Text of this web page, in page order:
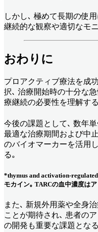
しかし､ 極めて長期の使
継続的な観察や適切なモ
おわりに
プロアクティブ療法を成
択､ 治療開始時の十分な
療継続の必要性を理解す
今後の課題として､ 数年
最適な治療期間および中
のバイオマーカーを活用
る｡
*thymus and activation-
モカイン｡ TARCの血中濃度は
また､ 新規外用薬や全身
ことが期待され､ 患者の
の開発も重要な課題とな